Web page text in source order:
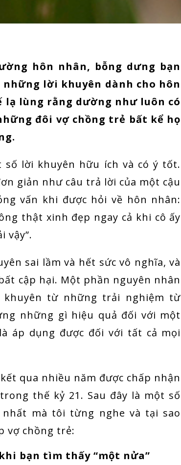
hôn nhân, bỗng dưng bạn
lời khuyên dành cho hôn
lạ lùng rằng dường như luôn có
đôi vợ chồng trẻ bất kể họ
lời khuyên hữu ích và có ý tốt.
giản như câu trả lời của một cậu
vấn khi được hỏi về hôn nhân:
thật xinh đẹp ngay cả khi cô ấy
vậy”.
sai lầm và hết sức vô nghĩa, và
cập hại. Một phần nguyên nhân
từ những trải nghiệm từ
những gì hiệu quả đối với một
áp dụng được đối với tất cả mọi
qua nhiều năm được chấp nhận
thế kỷ 21. Sau đây là một số
mà tôi từng nghe và tại sao
vợ chồng trẻ:
bạn tìm thấy “một nửa”